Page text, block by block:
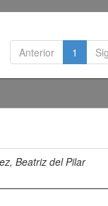
Anterior 1
Beatriz del Pilar